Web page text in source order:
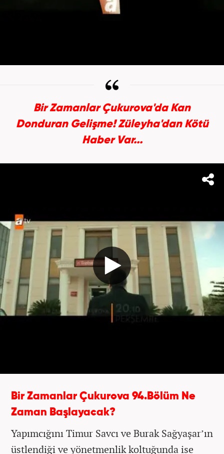
Bir Zamanlar Çukurova'da Kan
Donduran Gelişme! Züleyha'dan Kötü
Haber Var...
Bir Zamanlar Çukurova 94.Bölüm Ne
Zaman Başlayacak?
Yapımcığını Timur Savcı ve Burak Sağyaşar’ın
üstlendiği ve yönetmenlik koltuğunda ise